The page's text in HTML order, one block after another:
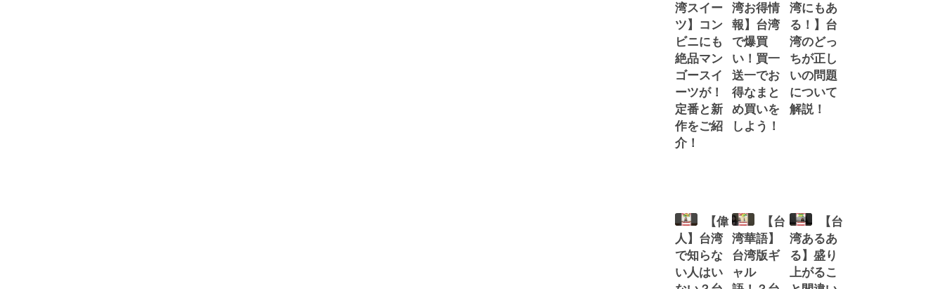
湾スイー
ツ】コン
ビニにも
絶品マン
ゴースイ
ーツが！
定番と新
作をご紹
介！
湾お得情
報】台湾
で爆買
い！買一
送一でお
得なまと
め買いを
しよう！
湾にもあ
る！】台
湾のどっ
ちが正し
いの問題
について
解説！
【偉
人】台湾
で知らな
い人はい
【台
湾華語】
台湾版ギ
ャル
【台
湾あるあ
る】盛り
上がるこ